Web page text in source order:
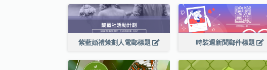
紫藍婚禮策劃人電郵標題 時裝週新聞郵件標題